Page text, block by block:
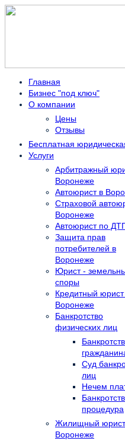
Главная
Бизнес "под ключ"
О компании
Цены
Отзывы
Бесплатная
Услуги
Арбитражный
Воронеже
Автоюрист в
Страховой
Воронеже
Автоюрист по
Защита прав
потребителей в
Воронеже
Юрист -
споры
Кредитный юрист
Воронеже
Банкротство
физических лиц
Суд
лиц
Нечем
процедура
Жилищный
Воронеже